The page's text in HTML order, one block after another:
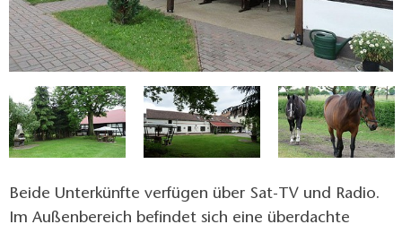
Beide Unterkünfte verfügen über Sat-TV und Radio.
Im Außenbereich befindet sich eine überdachte